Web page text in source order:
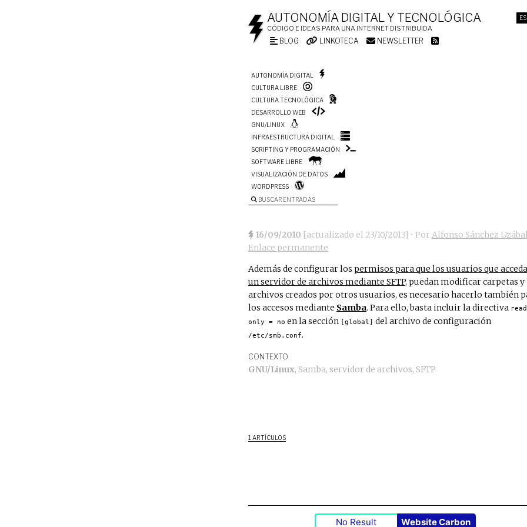
ES
AUTONOMÍA DIGITAL Y TECNOLÓGICA
CÓDIGO E IDEAS PARA UNA INTERNET DISTRIBUIDA
BLOG LINKOTECA NEWSLETTER
AUTONOMÍA DIGITAL
CULTURA LIBRE
CULTURA TECNOLÓGICA
DESARROLLO WEB
GNU/LINUX
INFRAESTRUCTURA DIGITAL
SCRIPTING Y PROGRAMACIÓN
SOFTWARE LIBRE
VISUALIZACIÓN DE DATOS
WORDPRESS
BUSCAR ENTRADAS
16/09/2010 [actualizado el 23/10/2013] • Por Alfonso Sánchez Uzábal
Enlace permanente
Además de configurar los permisos para que los usuarios que
un servidor de archivos mediante SFTP, puedan modificar carpetas y
archivos creados por otros usuarios, es necesario hacerlo también
los accesos mediante Samba. Para ello, basta incluir la directiva read
only = no en la sección [global] del archivo de configuración
/etc/smb.conf.
CONTEXTO
GNU/Linux, Samba, servidor de archivos, SFTP
1 ARTÍCULOS
No Result Website Carbon